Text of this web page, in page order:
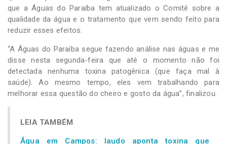
que a Águas do Paraíba tem atualizado o Comitê sobre a
qualidade da água e o tratamento que vem sendo feito para
reduzir esses efeitos.
“A Águas do Paraíba segue fazendo análise nas águas e me
disse nesta segunda-feira que até o momento não foi
detectada nenhuma toxina patogênica (que faça mal à
saúde). Ao mesmo tempo, eles vem trabalhando para
melhorar essa questão do cheiro e gosto da água”, finalizou.
LEIA TAMBÉM
Água em Campos: laudo aponta toxina que